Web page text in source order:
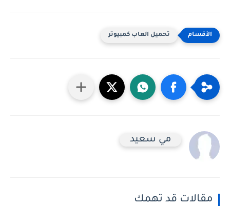
تحميل العاب كمبيوتر
مي سعيد
مقالات قد تهمك